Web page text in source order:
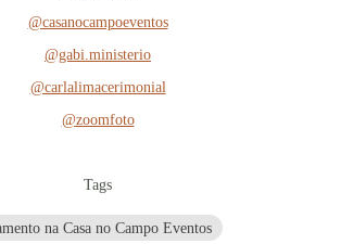
@casanocampoeventos
@gabi.ministerio
@carlalimacerimonial
@zoomfoto
Tags
na Casa no Campo Eventos